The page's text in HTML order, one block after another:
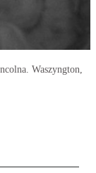
Waszyngton,